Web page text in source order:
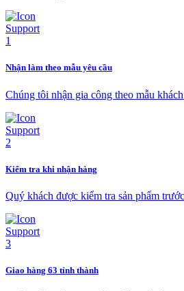
Nhận làm theo mẫu yêu cầu
Chúng tôi nhận gia công theo mẫu
Kiểm tra khi nhận hàng
Quý khách được kiểm tra sản phẩm
Giao hàng 63 tỉnh thành